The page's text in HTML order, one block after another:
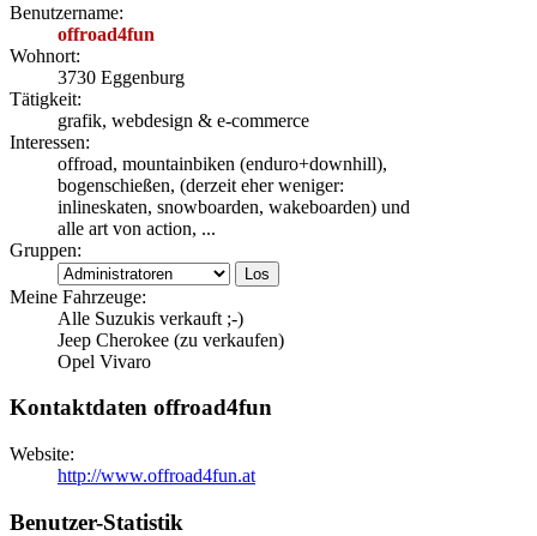
Benutzername:
offroad4fun
Wohnort:
3730 Eggenburg
Tätigkeit:
grafik, webdesign & e-commerce
Interessen:
offroad, mountainbiken (enduro+downhill),
bogenschießen, (derzeit eher weniger:
inlineskaten, snowboarden, wakeboarden) und
alle art von action, ...
Gruppen:
Meine Fahrzeuge:
Alle Suzukis verkauft ;-)
Jeep Cherokee (zu verkaufen)
Opel Vivaro
Kontaktdaten offroad4fun
Website:
http://www.offroad4fun.at
Benutzer-Statistik